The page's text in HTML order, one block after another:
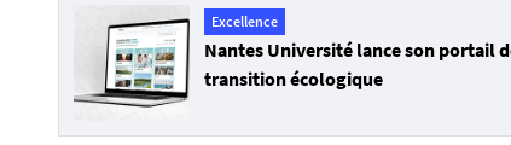
l
s
Excellence
Nantes Université lance son portail
transition écologique